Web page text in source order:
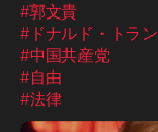
#郭文貴
#ドナルド・トラ
#中国共産党
#自由
#法律